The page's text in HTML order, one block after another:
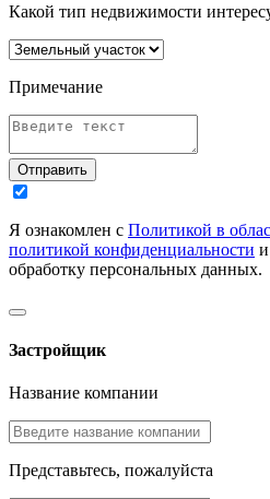
Какой тип недвижимости
Примечание
Отправить
Я ознакомлен с Политикой в
политикой конфиденциальности
обработку персональных данных.
Застройщик
Название компании
Представьтесь, пожалуйста